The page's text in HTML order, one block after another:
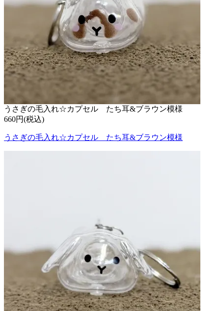
うさぎの毛入れ☆カプセル たち耳&ブラウン模様
660円(税込)
うさぎの毛入れ☆カプセル たち耳&ブラウン模様